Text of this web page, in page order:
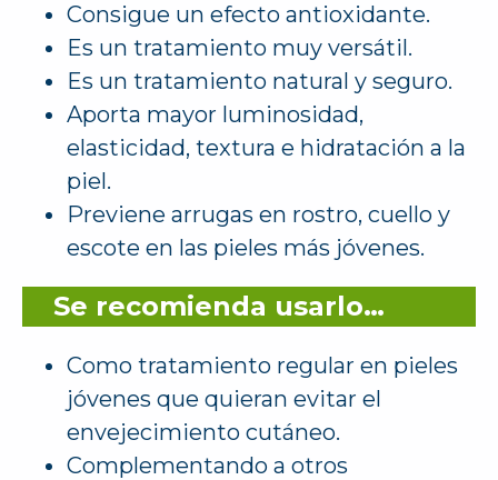
Consigue un efecto antioxidante.
Es un tratamiento muy versátil.
Es un tratamiento natural y seguro.
Aporta mayor luminosidad,
elasticidad, textura e hidratación a la
piel.
Previene arrugas en rostro, cuello y
escote en las pieles más jóvenes.
Se recomienda usarlo…
Como tratamiento regular en pieles
jóvenes que quieran evitar el
envejecimiento cutáneo.
Complementando a otros